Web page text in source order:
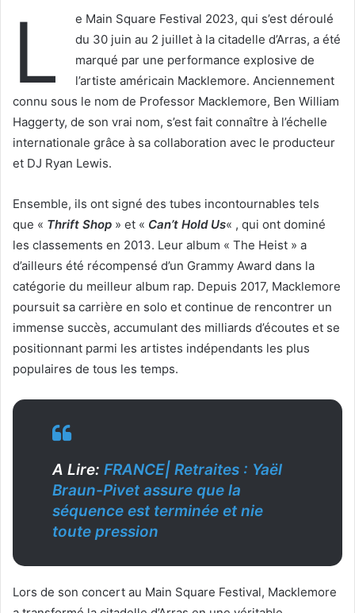
l
L
e Main Square Festival 2023, qui s’est déroulé
du 30 juin au 2 juillet à la citadelle d’Arras, a été
marqué par une performance explosive de
l’artiste américain Macklemore. Anciennement
connu sous le nom de Professor Macklemore, Ben William
Haggerty, de son vrai nom, s’est fait connaître à l’échelle
internationale grâce à sa collaboration avec le producteur
et DJ Ryan Lewis.
Ensemble, ils ont signé des tubes incontournables tels
que « Thrift Shop » et « Can’t Hold Us« , qui ont dominé
les classements en 2013. Leur album « The Heist » a
d’ailleurs été récompensé d’un Grammy Award dans la
catégorie du meilleur album rap. Depuis 2017, Macklemore
poursuit sa carrière en solo et continue de rencontrer un
immense succès, accumulant des milliards d’écoutes et se
positionnant parmi les artistes indépendants les plus
populaires de tous les temps.
A Lire: FRANCE| Retraites : Yaël
Braun-Pivet assure que la
séquence est terminée et nie
toute pression
Lors de son concert au Main Square Festival, Macklemore